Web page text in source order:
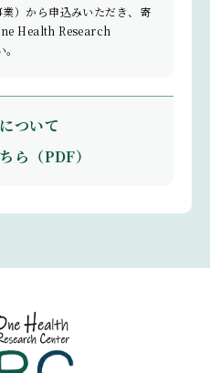
）から申込みいただき、寄
Health Research
ついて
ら（PDF）